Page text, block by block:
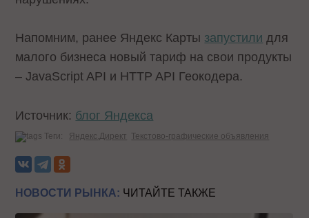
Напомним, ранее Яндекс Карты запустили для
малого бизнеса новый тариф на свои продукты
– JavaScript API и HTTP API Геокодера.
Источник: блог Яндекса
Теги: Яндекс.Директ Текстово-графические объявления
НОВОСТИ РЫНКА: ЧИТАЙТЕ ТАКЖЕ